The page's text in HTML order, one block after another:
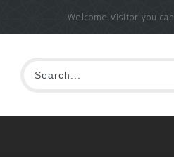
Welcome Visitor you can